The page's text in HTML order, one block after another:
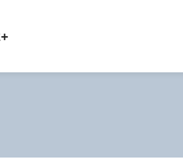
+201125225662